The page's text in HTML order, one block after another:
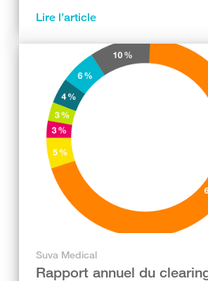
Lire l’article
Suva Medical
Rapport annuel du